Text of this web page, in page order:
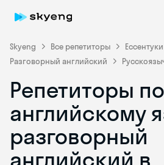
Skyeng Все репетиторы
Ессентуки
Разговорный английский
Репетиторы по
английскому
разговорный
английский в
Skyeng Chat